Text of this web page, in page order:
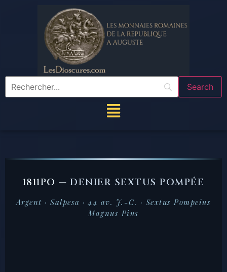
1811PO —DENIER SEXTUS POMPÉE
Argent · Salpesa · 44 av. J.-C. · Sextus Pompeius
Magnus Pius